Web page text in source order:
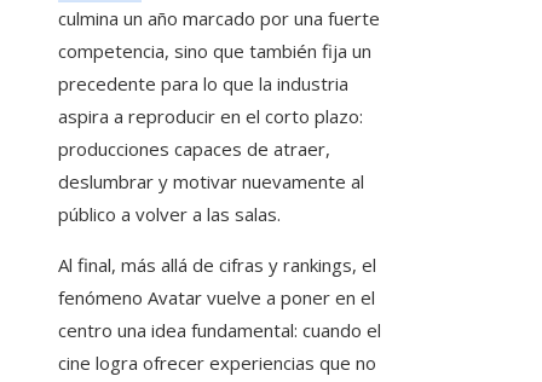
culmina un año marcado por una fuerte
competencia, sino que también fija un
precedente para lo que la industria
aspira a reproducir en el corto plazo:
producciones capaces de atraer,
deslumbrar y motivar nuevamente al
público a volver a las salas.
Al final, más allá de cifras y rankings, el
fenómeno Avatar vuelve a poner en el
centro una idea fundamental: cuando el
cine logra ofrecer experiencias que no